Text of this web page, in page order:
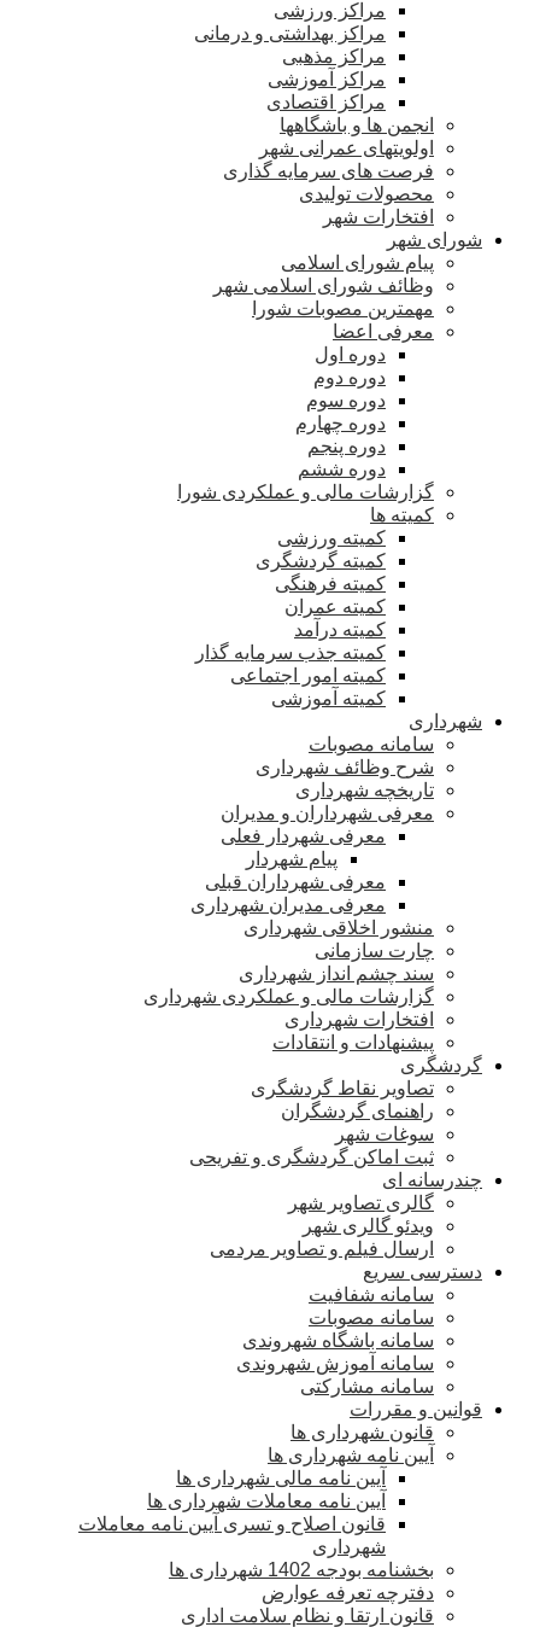
مراکز ورزشی
مراکز بهداشتی و درمانی
مراکز مذهبی
مراکز آموزشی
مراکز اقتصادی
انجمن ها و باشگاهها
اولویتهای عمرانی شهر
فرصت های سرمایه گذاری
محصولات تولیدی
افتخارات شهر
شورای شهر
پیام شورای اسلامی
وظائف شورای اسلامی شهر
مهمترین مصوبات شورا
معرفی اعضا
دوره اول
دوره دوم
دوره سوم
دوره چهارم
دوره پنجم
دوره ششم
گزارشات مالی و عملکردی شورا
کمیته ها
کمیته ورزشی
کمیته گردشگری
کمیته فرهنگی
کمیته عمران
کمیته درآمد
کمیته جذب سرمایه گذار
کمیته امور اجتماعی
کمیته آموزشی
شهرداری
سامانه مصوبات
شرح وظائف شهرداری
تاریخچه شهرداری
معرفی شهرداران و مدیران
معرفی شهردار فعلی
پیام شهردار
معرفی شهرداران قبلی
معرفی مدیران شهرداری
منشور اخلاقی شهرداری
چارت سازمانی
سند چشم انداز شهرداری
گزارشات مالی و عملکردی شهرداری
افتخارات شهرداری
پیشنهادات و انتقادات
گردشگری
تصاویر نقاط گردشگری
راهنمای گردشگران
سوغات شهر
ثبت اماکن گردشگری و تفریحی
چندرسانه ای
گالری تصاویر شهر
ویدئو گالری شهر
ارسال فیلم و تصاویر مردمی
دسترسی سریع
سامانه شفافیت
سامانه مصوبات
سامانه باشگاه شهروندی
سامانه آموزش شهروندی
سامانه مشارکتی
قوانین و مقررات
قانون شهرداری ها
آیین نامه شهرداری ها
آیین نامه مالی شهرداری ها
آیین نامه معاملات شهرداری ها
قانون اصلاح و تسری آیین نامه معاملات
شهرداری
بخشنامه بودجه 1402 شهرداری ها
دفترچه تعرفه عوارض
قانون ارتقا و نظام سلامت اداری